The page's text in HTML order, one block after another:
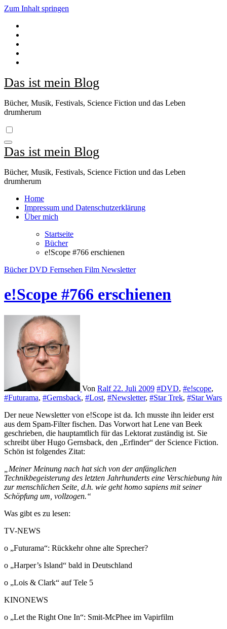
Zum Inhalt springen
Das ist mein Blog
Bücher, Musik, Festivals, Science Fiction und das Leben
drumherum
Das ist mein Blog
Bücher, Musik, Festivals, Science Fiction und das Leben
drumherum
Home
Impressum und Datenschutzerklärung
Über mich
Startseite
Bücher
e!Scope #766 erschienen
BücherDVD Fernsehen Film Newsletter
e!Scope #766 erschienen
Von Ralf 22. Juli 2009 #DVD, #e!scope,
#Futurama, #Gernsback, #Lost, #Newsletter, #Star Trek, #Star Wars
Der neue Newsletter von e!Scope ist da. Ich musste ihn leider erst
aus dem Spam-Filter fischen. Das Vorwort hat Lene van Beek
geschrieben, die hauptamtlich für das Lektorat zuständig ist. Sie
schreibt über Hugo Gernsback, den „Erfinder“ der Science Fiction.
Schön ist folgendes Zitat:
„Meiner Meinung nach hat sich von der anfänglichen
Technikbegeisterung des letzten Jahrhunderts eine Verschiebung hin
zur menschlichen Seite, d.h. wie geht homo sapiens mit seiner
Schöpfung um, vollzogen.“
Was gibt es zu lesen:
TV-NEWS
o „Futurama“: Rückkehr ohne alte Sprecher?
o „Harper’s Island“ bald in Deutschland
o „Lois & Clark“ auf Tele 5
KINONEWS
o „Let the Right One In“: Smit-McPhee im Vapirfilm